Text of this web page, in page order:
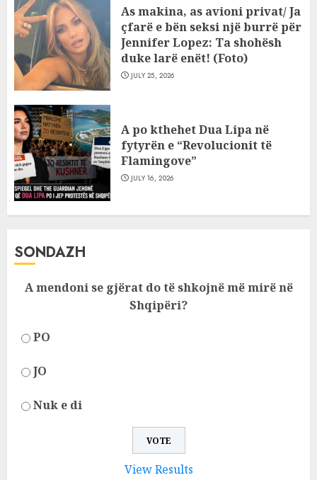
As makina, as avioni privat/ Ja
çfarë e bën seksi një burrë për
Jennifer Lopez: Ta shohësh
duke larë enët! (Foto)
JULY 25, 2026
A po kthehet Dua Lipa në
fytyrën e “Revolucionit të
Flamingove”
JULY 16, 2026
SONDAZH
A mendoni se gjërat do të shkojnë më mirë në
Shqipëri?
PO
JO
Nuk e di
View Results